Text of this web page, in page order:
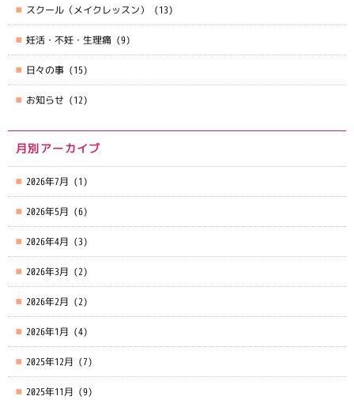
スクール（メイクレッスン） (13)
妊活・不妊・生理痛 (9)
日々の事 (15)
お知らせ (12)
月別アーカイブ
2026年7月 (1)
2026年5月 (6)
2026年4月 (3)
2026年3月 (2)
2026年2月 (2)
2026年1月 (4)
2025年12月 (7)
2025年11月 (9)